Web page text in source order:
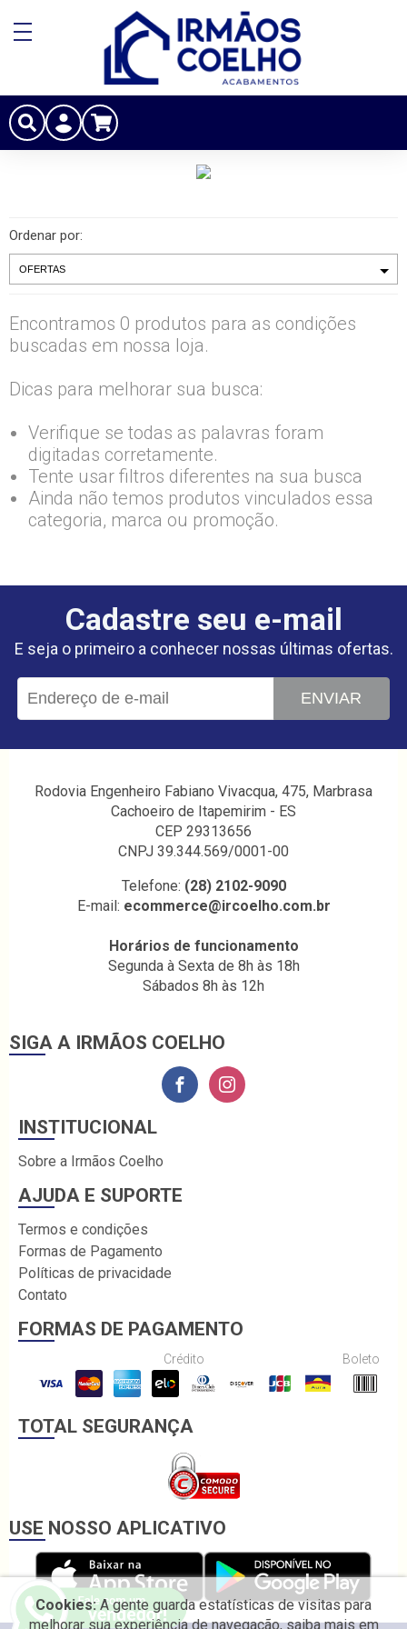
Ordenar por:
Encontramos 0 produtos para as condições
buscadas em nossa loja.
Dicas para melhorar sua busca:
Verifique se todas as palavras foram
digitadas corretamente.
Tente usar filtros diferentes na sua busca
Ainda não temos produtos vinculados essa
categoria, marca ou promoção.
Cadastre seu e-mail
E seja o primeiro a conhecer nossas últimas ofertas.
ENVIAR
Rodovia Engenheiro Fabiano Vivacqua, 475, Marbrasa
Cachoeiro de Itapemirim - ES
CEP 29313656
CNPJ 39.344.569/0001-00
Telefone: (28) 2102-9090
E-mail: ecommerce@ircoelho.com.br
Horários de funcionamento
Segunda à Sexta de 8h às 18h
Sábados 8h às 12h
SIGA A IRMÃOS COELHO
INSTITUCIONAL
Sobre a Irmãos Coelho
AJUDA E SUPORTE
Termos e condições
Formas de Pagamento
Políticas de privacidade
Contato
FORMAS DE PAGAMENTO
Crédito Boleto
TOTAL SEGURANÇA
USE NOSSO APLICATIVO
Cookies:A gente guarda estatísticas de visitas para
melhorar sua experiência de navegação, saiba mais em